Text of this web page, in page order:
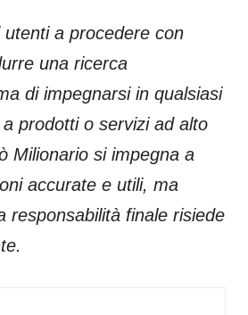
a procedere con
una ricerca
di impegnarsi in qualsiasi
prodotti o servizi ad alto
Milionario si impegna a
accurate e utili, ma
responsabilità finale risiede